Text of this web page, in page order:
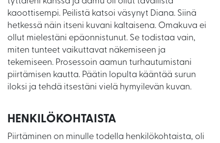
kaoottisempi. Peilistä katsoi väsynyt Diana. Siinä
hetkessä näin itseni kuvani kaltaisena. Omakuva ei
ollut mielestäni epäonnistunut. Se todistaa vain,
miten tunteet vaikuttavat näkemiseen ja
tekemiseen. Prosessoin aamun turhautumistani
piirtämisen kautta. Päätin lopulta kääntää surun
iloksi ja tehdä itsestäni vielä hymyilevän kuvan.
HENKILÖKOHTAISTA
Piirtäminen on minulle todella henkilökohtaista, oli